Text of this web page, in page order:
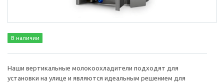
В наличии
Наши вертикальные молокоохладители подходят для
установки на улице и являются идеальным решением для